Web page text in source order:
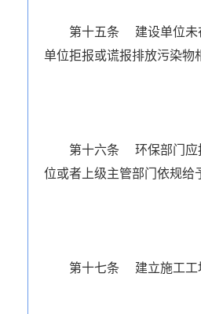
第十五条 建设单位未在
单位拒报或谎报排放污染物
第十六条 环保部门应按
位或者上级主管部门依规给
第十七条 建立施工工地